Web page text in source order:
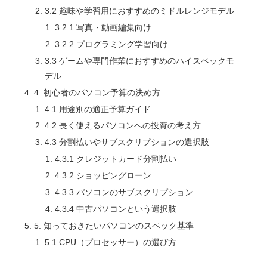
3.2 趣味や学習用におすすめのミドルレンジモデル
3.2.1 写真・動画編集向け
3.2.2 プログラミング学習向け
3.3 ゲームや専門作業におすすめのハイスペックモ
デル
4. 初心者のパソコン予算の決め方
4.1 用途別の適正予算ガイド
4.2 長く使えるパソコンへの投資の考え方
4.3 分割払いやサブスクリプションの選択肢
4.3.1 クレジットカード分割払い
4.3.2 ショッピングローン
4.3.3 パソコンのサブスクリプション
4.3.4 中古パソコンという選択肢
5. 知っておきたいパソコンのスペック基準
5.1 CPU（プロセッサー）の選び方